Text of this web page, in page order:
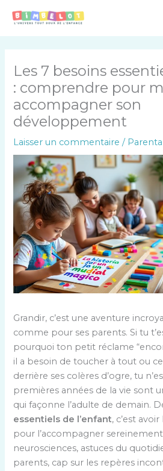
Les 7 besoins
: comprendre pour
accompagner son
développement
Laisser un commentaire /
Grandir, c’est une aventure
comme pour ses parents. Si tu
pourquoi ton petit réclame
il a besoin de toucher à tout ou
derrière ses colères d’ogre, tu
premières années de la vie sont
qui façonne l’adulte de demain.
essentiels de l’enfant, c’est
pour l’accompagner
neurosciences, astuces du
parents, cap sur les repères